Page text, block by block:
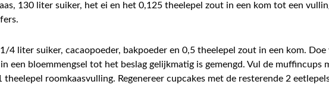
130 liter suiker, het ei en het 0,125 theelepel zout in een kom tot een
4 liter suiker, cacaopoeder, bakpoeder en 0,5 theelepel zout in een kom.
een bloemmengsel tot het beslag gelijkmatig is gemengd. Vul de muffincups
theelepel roomkaasvulling. Regenereer cupcakes met de resterende 2